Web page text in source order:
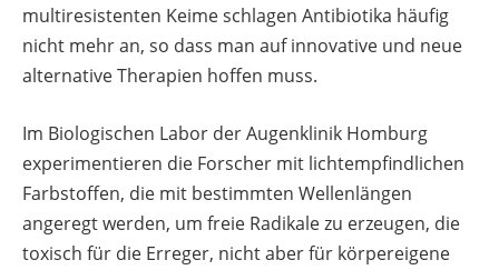
multiresistenten Keime schlagen Antibiotika häufig
nicht mehr an, so dass man auf innovative und neue
alternative Therapien hoffen muss.
Im Biologischen Labor der Augenklinik Homburg
experimentieren die Forscher mit lichtempfindlichen
Farbstoffen, die mit bestimmten Wellenlängen
angeregt werden, um freie Radikale zu erzeugen, die
toxisch für die Erreger, nicht aber für körpereigene